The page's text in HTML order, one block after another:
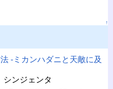
↑
-ミカンハダニと天敵に及
ンジェンタ